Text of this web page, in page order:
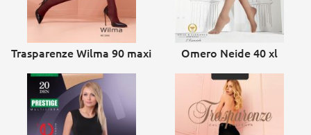
Trasparenze Wilma 90 maxi Omero Neide 40 xl